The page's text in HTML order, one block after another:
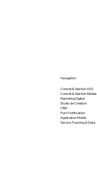
Navigation
Conseil & Gestion ASO
Conseil & Gestion Médias
Marketing Digital
Studio de Création
CRM
Push Notification
Application Mobile
Service Tracking & Data